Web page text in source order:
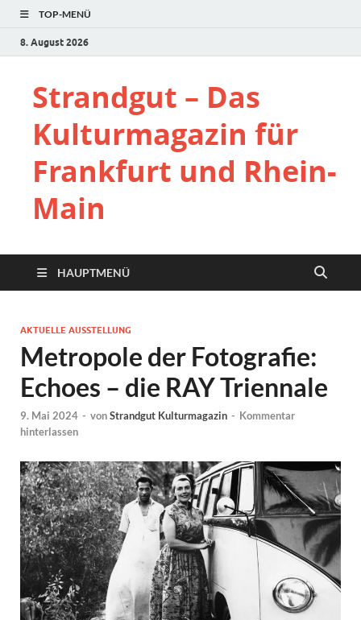
TOP-MENÜ
8. August 2026
Strandgut – Das
Kulturmagazin für
Frankfurt und Rhein-
Main
HAUPTMENÜ
AKTUELLE AUSSTELLUNG
Metropole der Fotografie:
Echoes – die RAY Triennale
9. Mai 2024 - vonStrandgut Kulturmagazin - Kommentar
hinterlassen